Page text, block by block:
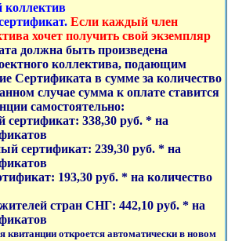
Если каждый член
хочет получить свой экземпляр
должна быть произведена
коллектива, подающим
Сертификата в сумме за количество
случае сумма к оплате ставится
самостоятельно:
338,30 руб. * на
сертификат: 239,30 руб. * на
193,30 руб. * на количество
стран СНГ: 442,10 руб. * на
квитанции откроется автоматически в новом